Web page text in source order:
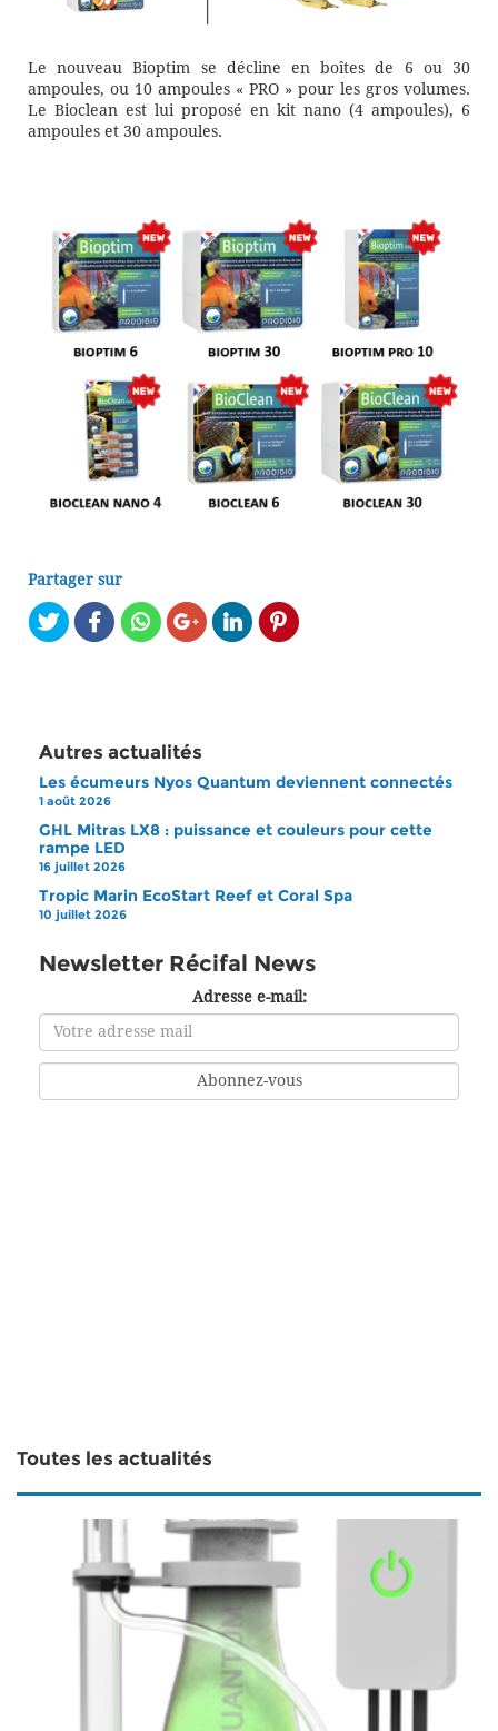
Le nouveau Bioptim se décline en boîtes de 6 ou 30
ampoules, ou 10 ampoules « PRO » pour les gros volumes.
Le Bioclean est lui proposé en kit nano (4 ampoules), 6
ampoules et 30 ampoules.
Partager sur
Autres actualités
Les écumeurs Nyos Quantum deviennent connectés
1 août 2026
GHL Mitras LX8 : puissance et couleurs pour cette
rampe LED
16 juillet 2026
Tropic Marin EcoStart Reef et Coral Spa
10 juillet 2026
Newsletter Récifal News
Adresse e-mail:
Toutes les actualités